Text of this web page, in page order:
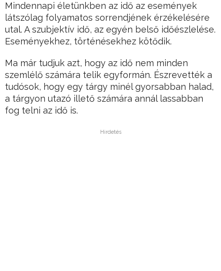
Mindennapi életünkben az idő az események
látszólag folyamatos sorrendjének érzékelésére
utal. A szubjektív idő, az egyén belső időészlelése.
Eseményekhez, történésekhez kötődik.
Ma már tudjuk azt, hogy az idő nem minden
szemlélő számára telik egyformán. Észrevették a
tudósok, hogy egy tárgy minél gyorsabban halad,
a tárgyon utazó illető számára annál lassabban
fog telni az idő is.
Hirdetés